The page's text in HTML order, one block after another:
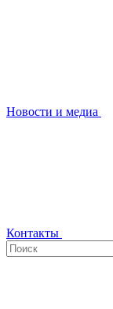
Новости и медиа
Контакты